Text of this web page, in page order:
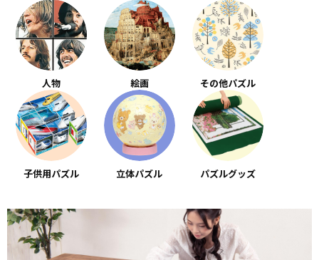
人物 絵画 その他パズル
子供用パズル 立体パズル パズルグッズ